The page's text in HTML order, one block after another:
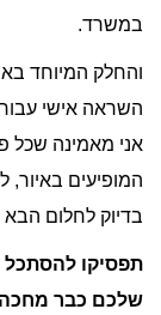
במשרד.
והחלק המיוחד
השראה אישי
אני מאמינה שכל
המופיעים
בדיוק לחלום
תפסיקו להסתכל
שלכם כבר מחכה